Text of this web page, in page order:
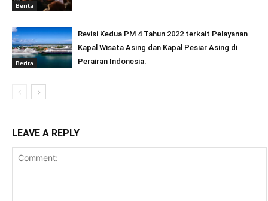
Berita
Berita
Revisi Kedua PM 4 Tahun 2022 terkait Pelayanan
Kapal Wisata Asing dan Kapal Pesiar Asing di
Perairan Indonesia.
LEAVE A REPLY